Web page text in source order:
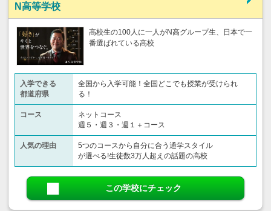
N高等学校
高校生の100人に一人がN高グループ生、日本で一
番選ばれている高校
入学できる
都道府県
全国から入学可能！全国どこでも授業が受けられ
る！
コース
ネットコース
週５・週３・週１＋コース
人気の理由
5つのコースから自分に合う通学スタイル
が選べる!生徒数3万人超えの話題の高校
この学校にチェック